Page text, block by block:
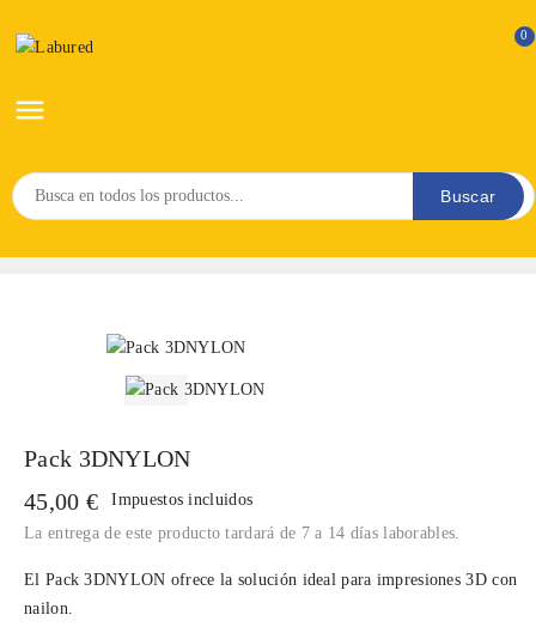
0

Buscar
Pack 3DNYLON
45,00 €
Impuestos incluidos
La entrega de este producto tardará de 7 a 14 días laborables.
El Pack 3DNYLON ofrece la solución ideal para impresiones 3D con
nailon.